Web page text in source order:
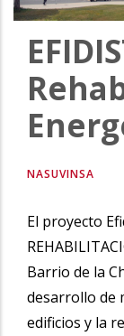
NASUVINSA
El proyecto
Barrio de la
desarrollo de
edificios y la